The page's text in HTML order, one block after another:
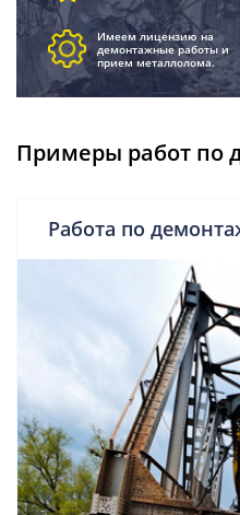
Имеем лицензию на
демонтажные работы и
прием металлолома.
Примеры работ по
Работа по